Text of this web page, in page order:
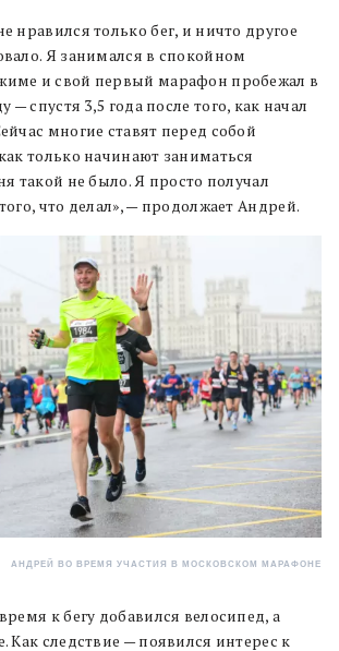
нравился только бег, и ничто другое
Я занимался в спокойном
и свой первый марафон пробежал в
— спустя 3,5 года после того, как начал
многие ставят перед собой
только начинают заниматься
такой не было. Я просто получал
что делал», — продолжает Андрей.
АНДРЕЙ ВО ВРЕМЯ УЧАСТИЯ В МОСКОВСКОМ МАРАФОНЕ
к бегу добавился велосипед, а
Как следствие — появился интерес к